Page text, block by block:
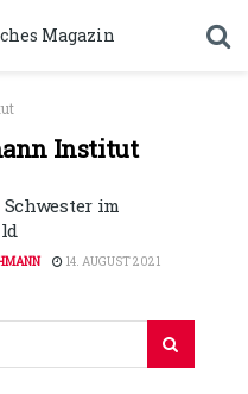
Magazin
Institut
im
14. AUGUST 2021